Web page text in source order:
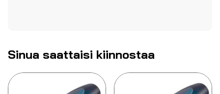
Sinua saattaisi kiinnostaa